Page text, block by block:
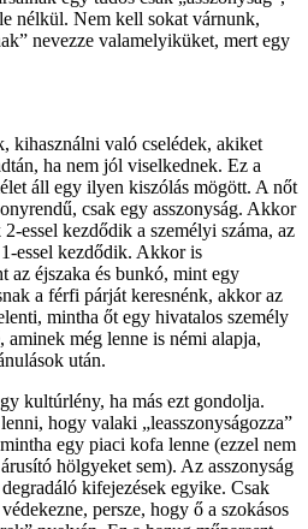
nélkül. Nem kell sokat várnunk,
nevezze valamelyiküket, mert egy
kihasználni való cselédek, akiket
ha nem jól viselkednek. Ez a
áll egy ilyen kiszólás mögött. A nőt
csak egy asszonyság. Akkor
essel kezdődik a személyi száma, az
essel kezdődik. Akkor is
az éjszaka és bunkó, mint egy
a férfi párját keresnénk, akkor az
mintha őt egy hivatalos személy
aminek még lenne is némi alapja,
után.
kultúrlény, ha más ezt gondolja.
hogy valaki „leasszonyságozza”
egy piaci kofa lenne (ezzel nem
hölgyeket sem). Az asszonyság
kifejezések egyike. Csak
persze, hogy ő a szokásos